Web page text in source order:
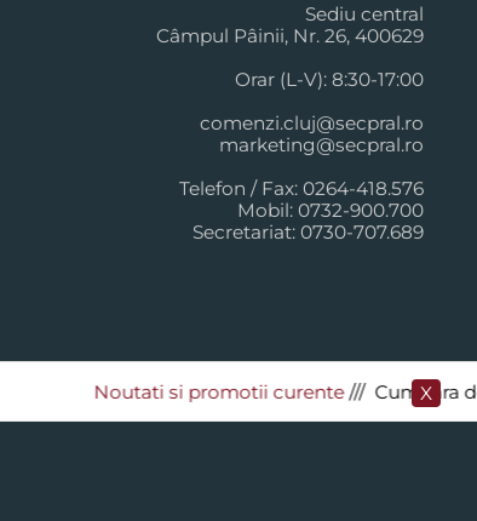
Noutati si promotii curente​/// Cumpara de la
X
Sediu central
Câmpul Pâinii, Nr. 26, 400629
Orar (L-V): 8:30-17:00
comenzi.cluj@secpral.ro
marketing@secpral.ro
Telefon / Fax: 0264-418.576
Mobil: 0732-900.700
Secretariat: 0730-707.689